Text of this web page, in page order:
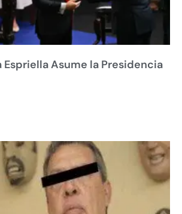
Asume la Presidencia